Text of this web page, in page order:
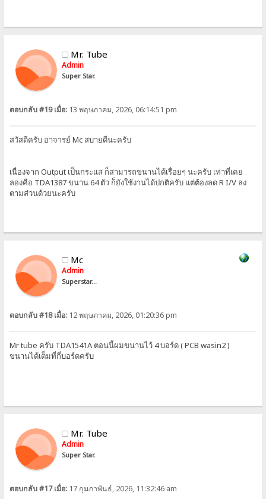
Mr. Tube
Admin
Super Star.
ตอบกลับ #19 เมื่อ: 13 พฤษภาคม, 2026, 06:14:51 pm
สวัสดีครับ อาจารย์ Mc สบายดีนะครับ
เนื่องจาก Output เป็นกระแส ก็สามารถขนานได้เรื่อยๆ นะครับ เท่าที่เคย
ลองคือ TDA1387 ขนาน 64 ตัว ก็ยังใช้งานได้ปกติครับ แต่ต้องลด R I/V ลง
ตามส่วนด้วยนะครับ
Mc
Admin
Superstar...
ตอบกลับ #18 เมื่อ: 12 พฤษภาคม, 2026, 01:20:36 pm
Mr tube ครับ TDA1541A ตอนนี้ผมขนานไว้ 4 บอร์ด ( PCB wasin2 )
ขนานได้เต็มที่กี่บอร์ดครับ
Mr. Tube
Admin
Super Star.
ตอบกลับ #17 เมื่อ: 17 กุมภาพันธ์, 2026, 11:32:46 am